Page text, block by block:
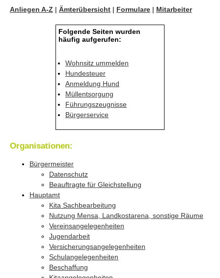
Anliegen A-Z | Ämterübersicht | Formulare | Mitarbeiter
Folgende Seiten wurden
häufig aufgerufen:
Wohnsitz ummelden
Hundesteuer
Anmeldung Hund
Müllentsorgung
Führungszeugnisse
Bürgerservice
Organisationen:
Bürgermeister
Datenschutz
Beauftragte für Gleichstellung
Hauptamt
Kita Sachbearbeitung
Nutzung Mensa, Landkostarena, sonstige Räume
Vereinsangelegenheiten
Jugendarbeit
Versicherungsangelegenheiten
Schulangelegenheiten
Beschaffung